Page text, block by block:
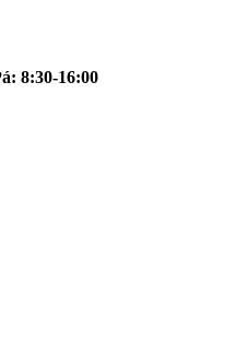
8:30-16:00